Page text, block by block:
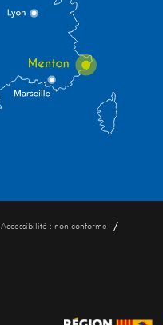
Accessibilité : non-conforme /